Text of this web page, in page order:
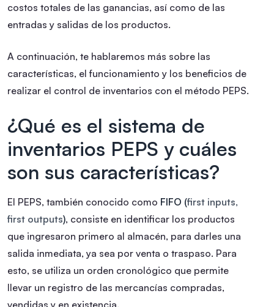
costos totales de las ganancias, así como de las
entradas y salidas de los productos.
A continuación, te hablaremos más sobre las
características, el funcionamiento y los beneficios de
realizar el control de inventarios con el método PEPS.
¿Qué es el sistema de
inventarios PEPS y cuáles
son sus características?
El PEPS, también conocido como FIFO (first inputs,
first outputs), consiste en identificar los productos
que ingresaron primero al almacén, para darles una
salida inmediata, ya sea por venta o traspaso. Para
esto, se utiliza un orden cronológico que permite
llevar un registro de las mercancías compradas,
vendidas y en existencia.